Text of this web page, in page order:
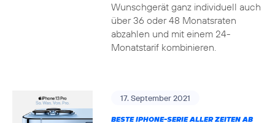
Wunschgerät ganz individuell auch
über 36 oder 48 Monatsraten
abzahlen und mit einem 24-
Monatstarif kombinieren.
17. September 2021
BESTE IPHONE-SERIE ALLER ZEITEN AB